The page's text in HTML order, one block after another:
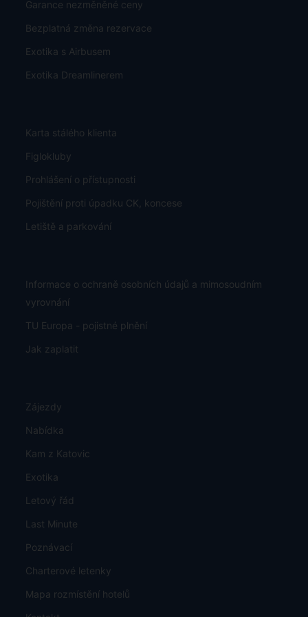
Garance nezměněné ceny
Bezplatná změna rezervace
Exotika s Airbusem
Exotika Dreamlinerem
Karta stálého klienta
Figlokluby
Prohlášení o přístupnosti
Pojištění proti úpadku CK, koncese
Letiště a parkování
Informace o ochraně osobních údajů a mimosoudním
vyrovnání
TU Europa - pojistné plnění
Jak zaplatit
Zájezdy
Nabídka
Kam z Katovic
Exotika
Letový řád
Last Minute
Poznávací
Charterové letenky
Mapa rozmístění hotelů